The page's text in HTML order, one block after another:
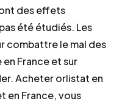
des effets
été étudiés. Les
combattre le mal des
France et sur
Acheter orlistat en
en France, vous